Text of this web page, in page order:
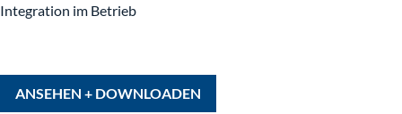
Integration im Betrieb
ANSEHEN + DOWNLOADEN